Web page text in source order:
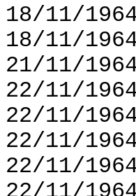
18/11/
18/11/
21/11/
22/11/
22/11/
22/11/
22/11/